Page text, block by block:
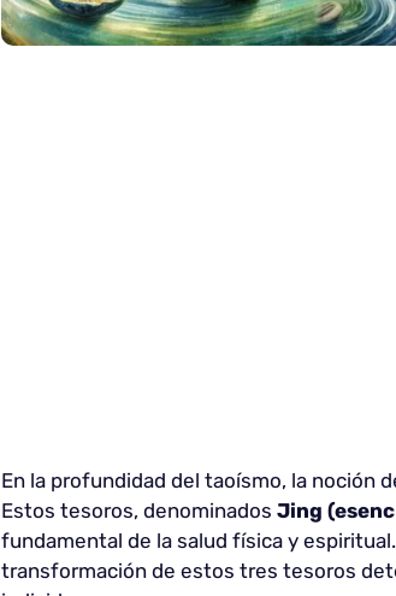
En la profundidad del taoísmo, la noción
Estos tesoros, denominados Jing
fundamental de la salud física y
transformación de estos tres tesoros